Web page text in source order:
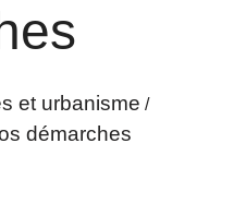
et urbanisme /
démarches